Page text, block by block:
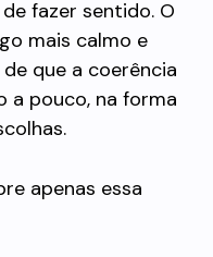
fazer sentido. O
mais calmo e
que a coerência
a pouco, na forma
apenas essa